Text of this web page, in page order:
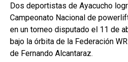
Dos deportistas de Ayacucho
Campeonato Nacional de
en un torneo disputado el 11 de
bajo la órbita de la Federación
de Fernando Alcantaraz.